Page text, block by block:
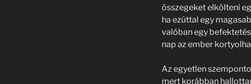
összegeket elkölteni
ha ezúttal egy
valóban egy
nap az ember
Az egyetlen
mert korábban